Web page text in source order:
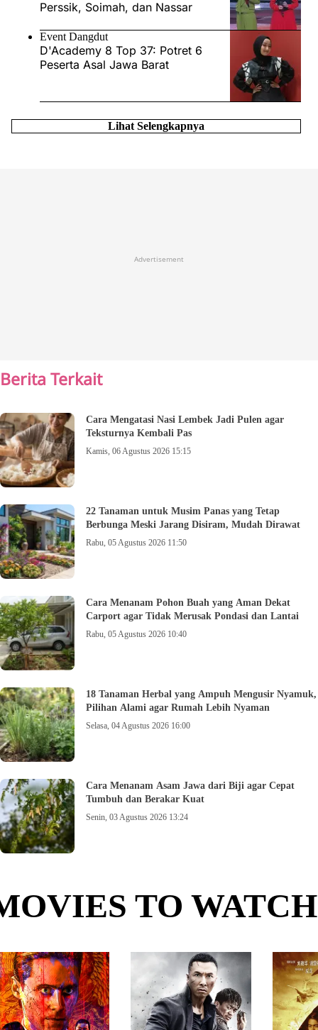
Perssik, Soimah, dan Nassar
Event Dangdut
D'Academy 8 Top 37: Potret 6
Peserta Asal Jawa Barat
Lihat Selengkapnya
Advertisement
Berita Terkait
Cara Mengatasi Nasi Lembek Jadi Pulen agar
Teksturnya Kembali Pas
Kamis, 06 Agustus 2026 15:15
22 Tanaman untuk Musim Panas yang Tetap
Berbunga Meski Jarang Disiram, Mudah Dirawat
Rabu, 05 Agustus 2026 11:50
Cara Menanam Pohon Buah yang Aman Dekat
Carport agar Tidak Merusak Pondasi dan Lantai
Rabu, 05 Agustus 2026 10:40
18 Tanaman Herbal yang Ampuh Mengusir Nyamuk,
Pilihan Alami agar Rumah Lebih Nyaman
Selasa, 04 Agustus 2026 16:00
Cara Menanam Asam Jawa dari Biji agar Cepat
Tumbuh dan Berakar Kuat
Senin, 03 Agustus 2026 13:24
TO WATCH